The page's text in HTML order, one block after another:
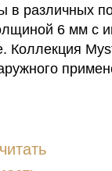
в различных
6 мм с
Коллекция